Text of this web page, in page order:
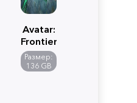
Avatar:
Frontiers
of
Pandora
Размер:
136 GB